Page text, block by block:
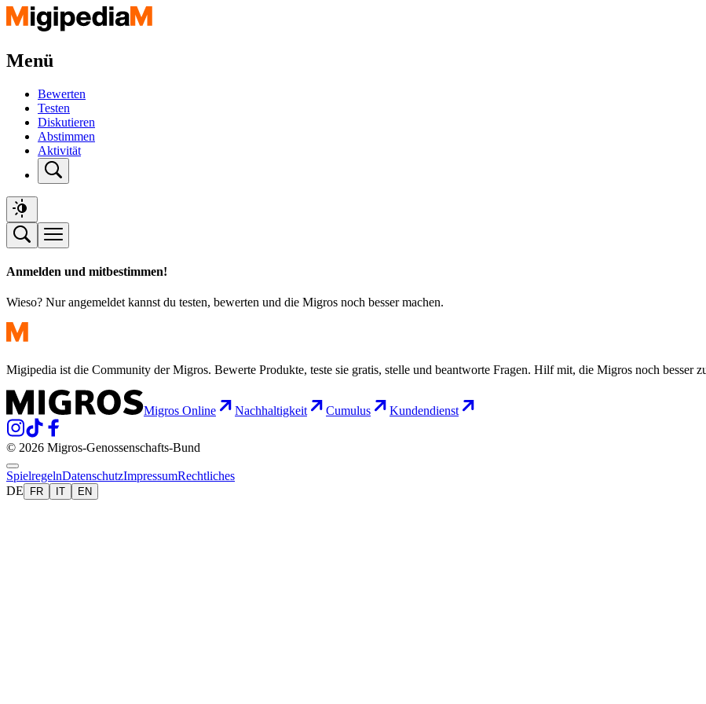
Menü
Bewerten
Testen
Diskutieren
Abstimmen
Aktivität
Anmelden und mitbestimmen!
Wieso? Nur angemeldet kannst du testen, bewerten und die Migros noch besser machen.
Migipedia ist die Community der Migros. Bewerte Produkte, teste sie gratis, stelle und beantworte Fragen. Hilf mit, die Migros noch besser
Migros Online Nachhaltigkeit Cumulus Kundendienst
© 2026 Migros-Genossenschafts-Bund
SpielregelnDatenschutzImpressumRechtliches
DE
FR IT EN